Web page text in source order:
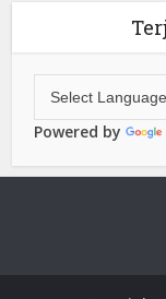
Powered by